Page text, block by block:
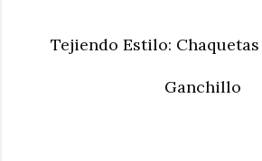
Tejiendo Estilo:
Ganchillo